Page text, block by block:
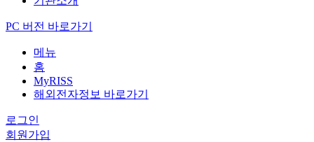
PC 버전 바로가기
메뉴
홈
MyRISS
해외전자정보 바로가기
로그인
회원가입